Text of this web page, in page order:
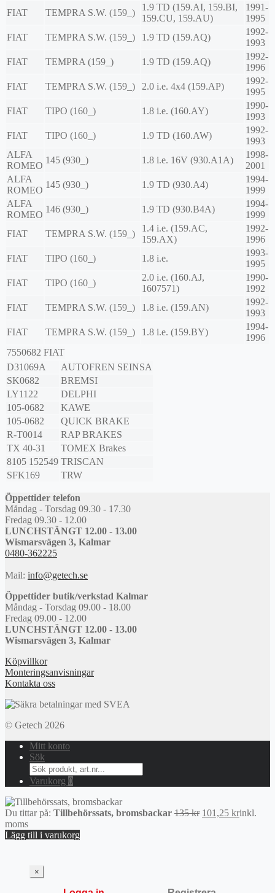
FIAT
TEMPRA S.W. (159_)
1.9 TD (159.AI, 159.BI,
159.CU, 159.AU)
1991-
1995
FIAT
TEMPRA S.W. (159_) 1.9 TD (159.AQ)
1992-
1993
FIAT
TEMPRA (159_) 1.9 TD (159.AQ)
1992-
1996
FIAT
TEMPRA S.W. (159_) 2.0 i.e. 4x4 (159.AP)
1992-
1995
FIAT
TIPO (160_) 1.8 i.e. (160.AY)
1990-
1993
FIAT
TIPO (160_) 1.9 TD (160.AW)
1992-
1993
ALFA
ROMEO
145 (930_) 1.8 i.e. 16V (930.A1A)
1998-
2001
ALFA
ROMEO
145 (930_) 1.9 TD (930.A4)
1994-
1999
ALFA
ROMEO
146 (930_) 1.9 TD (930.B4A)
1994-
1999
FIAT
TEMPRA S.W. (159_)
1.4 i.e. (159.AC,
159.AX)
1992-
1996
FIAT
TIPO (160_) 1.8 i.e.
1993-
1995
FIAT
TIPO (160_)
2.0 i.e. (160.AJ,
1607571)
1990-
1992
FIAT
TEMPRA S.W. (159_) 1.8 i.e. (159.AN)
1992-
1993
FIAT
TEMPRA S.W. (159_) 1.8 i.e. (159.BY)
1994-
1996
7550682 FIAT
D31069A
AUTOFREN SEINSA
SK0682
BREMSI
LY1122
DELPHI
105-0682
KAWE
105-0682
QUICK BRAKE
R-T0014
RAP BRAKES
TX 40-31
TOMEX Brakes
8105 152549 TRISCAN
SFK169
TRW
Öppettider telefon
Måndag - Torsdag 09.30 - 17.30
Fredag 09.30 - 12.00
LUNCHSTÄNGT 12.00 - 13.00
Wismarsvägen 3, Kalmar
0480-362225
Mail: info@getech.se
Öppettider butik/verkstad Kalmar
Måndag - Torsdag 09.00 - 18.00
Fredag 09.00 - 12.00
LUNCHSTÄNGT 12.00 - 13.00
Wismarsvägen 3, Kalmar
Köpvillkor
Monteringsanvisningar
Kontakta oss
© Getech 2026
Mitt konto
Sök
Search
for:
Varukorg 0
Du tittar på: Tillbehörssats, bromsbackar 135kr Det
101,25 krDet
inkl.
moms
Lägg till i varukorg
×